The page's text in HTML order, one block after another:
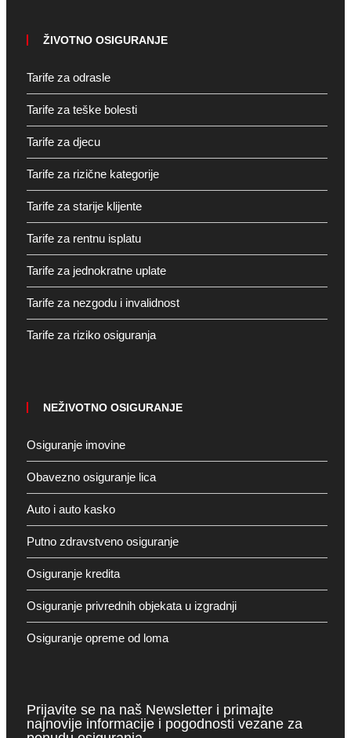
ŽIVOTNO OSIGURANJE
Tarife za odrasle
Tarife za teške bolesti
Tarife za djecu
Tarife za rizične kategorije
Tarife za starije klijente
Tarife za rentnu isplatu
Tarife za jednokratne uplate
Tarife za nezgodu i invalidnost
Tarife za riziko osiguranja
NEŽIVOTNO OSIGURANJE
Osiguranje imovine
Obavezno osiguranje lica
Auto i auto kasko
Putno zdravstveno osiguranje
Osiguranje kredita
Osiguranje privrednih objekata u izgradnji
Osiguranje opreme od loma
Prijavite se na naš Newsletter i primajte
najnovije informacije i pogodnosti vezane za